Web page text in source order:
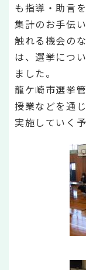
も指導・助言
集計のお手伝
触れる機会の
は、選挙につ
ました。
龍ケ崎市選挙
授業などを通
実施していく予